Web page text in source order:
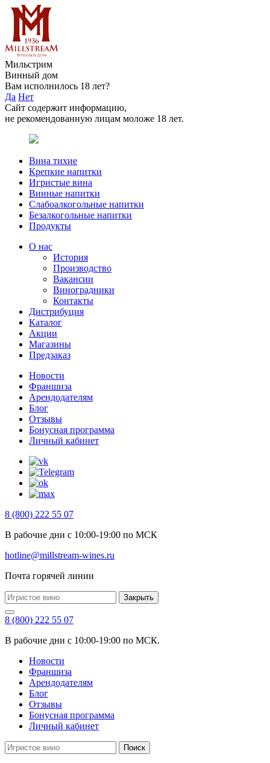
Мильстрим
Винный дом
Вам исполнилось 18 лет?
Да Нет
Сайт содержит информацию,
не рекомендованную лицам моложе 18 лет.
Вина тихие
Крепкие напитки
Игристые вина
Винные напитки
Слабоалкогольные напитки
Безалкогольные напитки
Продукты
О нас
История
Производство
Вакансии
Виноградники
Контакты
Дистрибуция
Каталог
Акции
Магазины
Предзаказ
Новости
Франшиза
Арендодателям
Блог
Отзывы
Бонусная программа
Личный кабинет
8 (800) 222 55 07
В рабочие дни с 10:00-19:00 по МСК
hotline@millstream-wines.ru
Почта горячей линии
Закрыть
8 (800) 222 55 07
В рабочие дни с 10:00-19:00 по МСК.
Новости
Франшиза
Арендодателям
Блог
Отзывы
Бонусная программа
Личный кабинет
Поиск